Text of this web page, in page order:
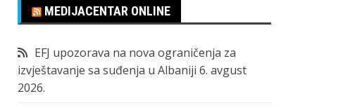
MEDIJACENTAR ONLINE
EFJ upozorava na nova ograničenja za
izvještavanje sa suđenja u Albaniji 6. avgust
2026.